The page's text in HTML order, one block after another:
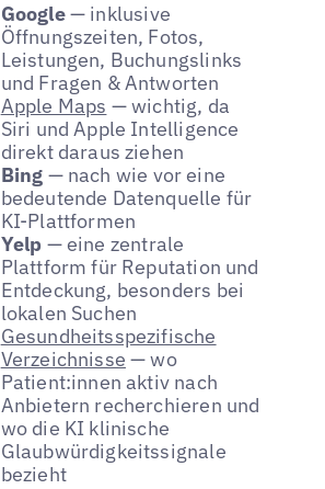
Google— inklusive
Öffnungszeiten, Fotos,
Leistungen, Buchungslinks
und Fragen & Antworten
Apple Maps — wichtig, da
Siri und Apple Intelligence
direkt daraus ziehen
Bing — nach wie vor eine
bedeutende Datenquelle für
KI-Plattformen
Yelp — eine zentrale
Plattform für Reputation und
Entdeckung, besonders bei
lokalen Suchen
Gesundheitsspezifische
Verzeichnisse — wo
Patient:innen aktiv nach
Anbietern recherchieren und
wo die KI klinische
Glaubwürdigkeitssignale
bezieht